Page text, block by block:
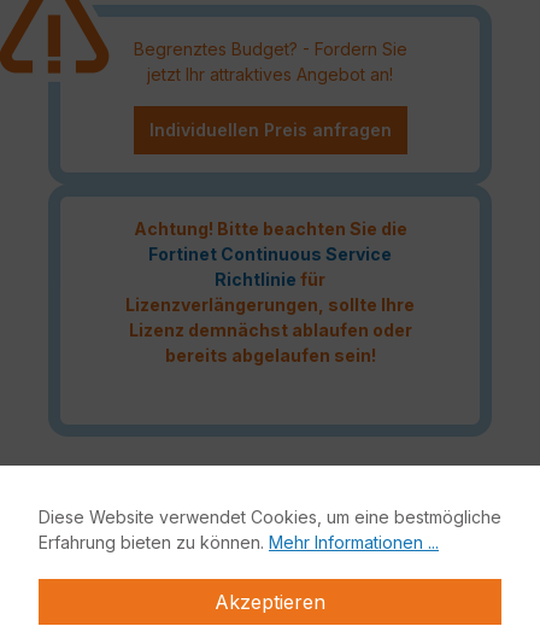
Begrenztes Budget? - Fordern Sie
jetzt Ihr attraktives Angebot an!
Individuellen Preis anfragen
Achtung! Bitte beachten Sie die
Fortinet Continuous Service
Richtlinie für
Lizenzverlängerungen, sollte Ihre
Lizenz demnächst ablaufen oder
bereits abgelaufen sein!
Bestandteile dieses Bundles sind neben der Fortinet
Hardware-Appliance auch FortiCare, FortiGuard,
FortiSandbox und Mobile Security.
Fortinet Enterprise Protection
Diese Website verwendet Cookies, um eine bestmögliche
Erfahrung bieten zu können. Mehr Informationen ...
Akzeptieren